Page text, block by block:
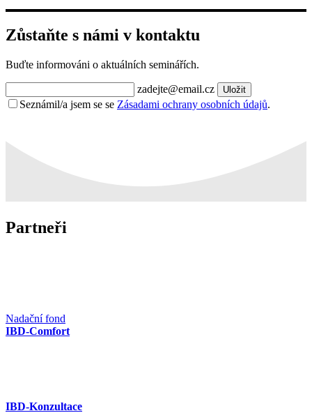
Zůstaňte s námi v kontaktu
Buďte informováni o aktuálních seminářích.
zadejte@email.cz Uložit
Seznámil/a jsem se se Zásadami ochrany osobních údajů.
Partneři
Nadační fond
IBD-Comfort
IBD-Konzultace